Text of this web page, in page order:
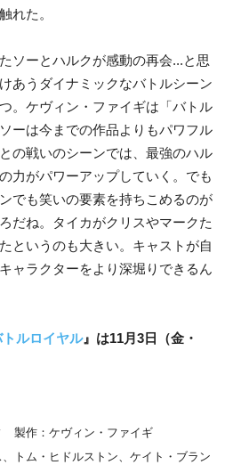
れた。
ソーとハルクが感動の再会...と思
あうダイナミックなバトルシーン
。ケヴィン・ファイギは「バトル
ーは今までの作品よりもパワフル
の戦いのシーンでは、最強のハル
力がパワーアップしていく。でも
でも笑いの要素を持ちこめるのが
だね。タイカがクリスやマークた
というのも大きい。キャストが自
ャラクターをより深堀りできるん
ルロイヤル』は11月3日（金・
製作：ケヴィン・ファイギ
トム・ヒドルストン、ケイト・ブラン